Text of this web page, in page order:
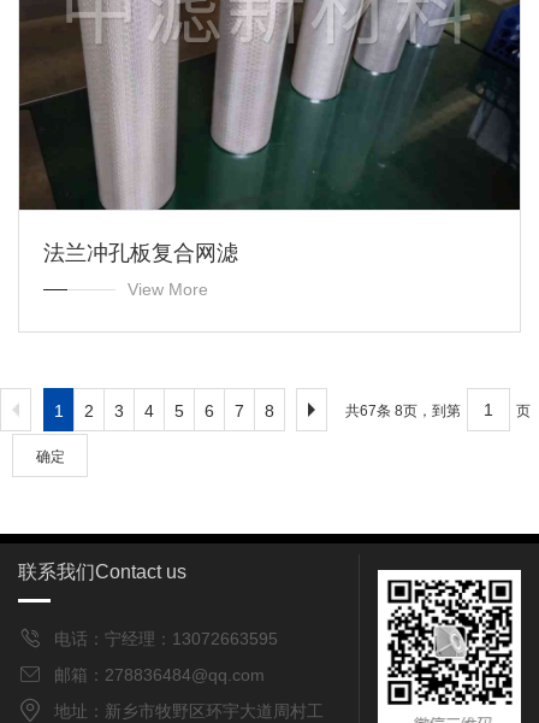
法兰冲孔板复合网滤
View More
1 2 3 4 5 6 7 8 共67条 8页，到第 页
确定
联系我们Contact us
电话：宁经理：13072663595
邮箱：278836484@qq.com
地址：新乡市牧野区环宇大道周村工